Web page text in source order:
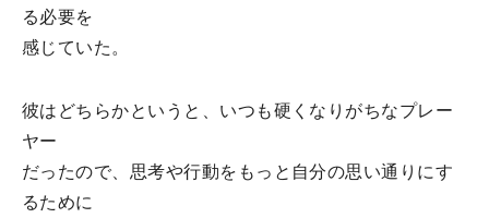
る必要を
感じていた。
彼はどちらかというと、いつも硬くなりがちなプレー
ヤー
だったので、思考や行動をもっと自分の思い通りにす
るために